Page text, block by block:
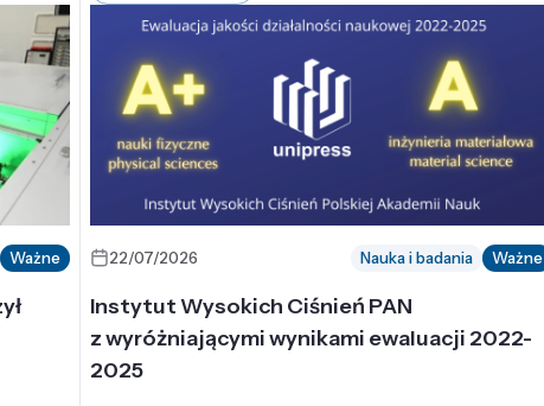
Ważne 22/07/2026 Nauka i badania Ważne
Instytut Wysokich Ciśnień PAN
z wyróżniającymi wynikami ewaluacji 2022-
2025